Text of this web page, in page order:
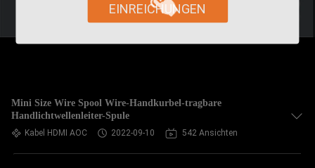
EINREICHUNGEN
Mini Size Wire Spool Wire-Handkurbel-tragbare
Handlichtwellenleiter-Spule
Kabel HDMI AOC 2022-09-10 542 Ansichten